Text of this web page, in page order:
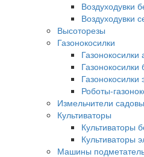
Воздуходувки
Воздуходувки
Высоторезы
Газонокосилки
Газонокосилки
Роботы-
Измельчители
Культиваторы
Культиваторы
Культиваторы
Машины